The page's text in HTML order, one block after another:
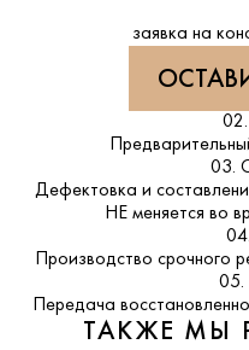
заявка на
03.
Дефектовка и
НЕ меняется во
Производство срочного
05.
Передача
ТАКЖЕ МЫ